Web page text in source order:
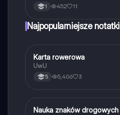
1 452 11
Najpopularniejsze notatki
KTechnika
Karta rowerowa
UwU
5 5,406 3
NTechnika
Nauka znaków drogowych